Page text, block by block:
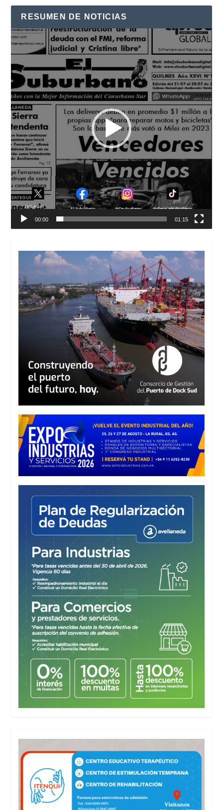
RESUMEN DE NOTICIAS
Reproductor
de
vídeo
00:00 01:15